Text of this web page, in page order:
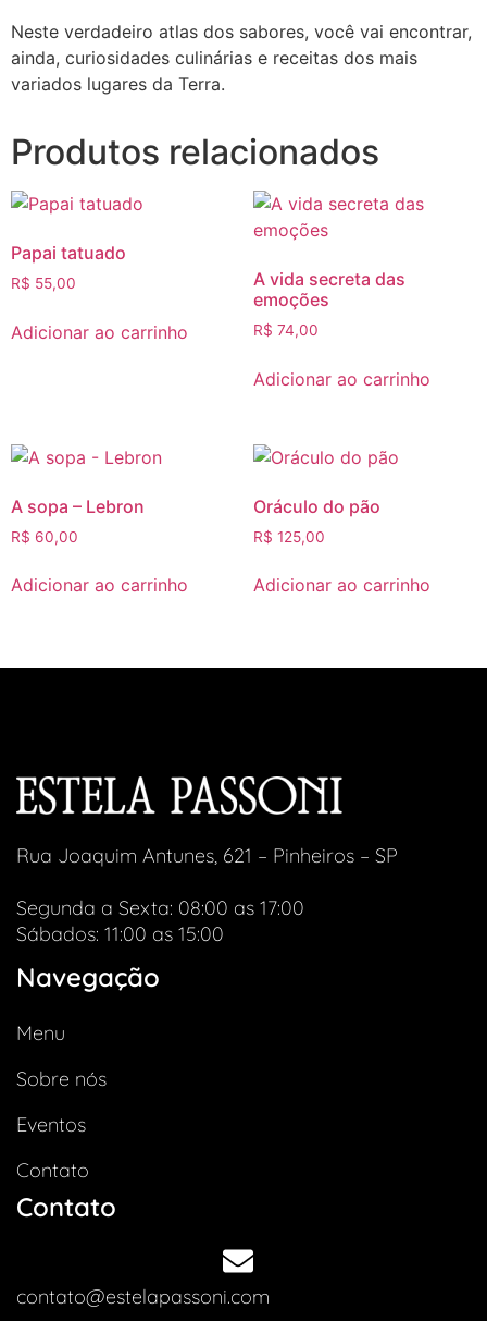
Neste verdadeiro atlas dos sabores, você vai encontrar,
ainda, curiosidades culinárias e receitas dos mais
variados lugares da Terra.
Produtos relacionados
Papai tatuado
R$ 55,00
Adicionar ao carrinho
A vida secreta das
emoções
R$ 74,00
Adicionar ao carrinho
A sopa – Lebron
R$ 60,00
Adicionar ao carrinho
Oráculo do pão
R$ 125,00
Adicionar ao carrinho
Rua Joaquim Antunes, 621 – Pinheiros – SP
Segunda a Sexta: 08:00 as 17:00
Sábados: 11:00 as 15:00
Navegação
Menu
Sobre nós
Eventos
Contato
Contato
contato@estelapassoni.com